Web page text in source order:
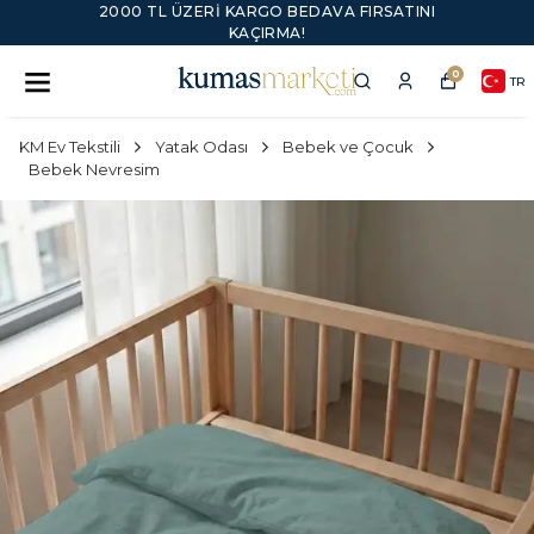
2000 TL ÜZERI KARGO BEDAVA FIRSATINI
KAÇIRMA!
0 TR
KM Ev Tekstili Yatak Odası
Bebek ve Çocuk
Bebek Nevresim